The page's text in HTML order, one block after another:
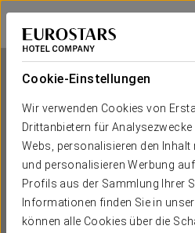
Cookie-Einstellungen
Wir verwenden Cookies von
Drittanbietern für Analysezwecke
Webs, personalisieren den Inhalt
und personalisieren Werbung
Profils aus der Sammlung Ihrer
Informationen finden Sie in
können alle Cookies über die
Eurostars Asta Regia
CÁDIZ - JEREZ DE LA FRONTERA
Eurostars
CÁDIZ - JEREZ DE